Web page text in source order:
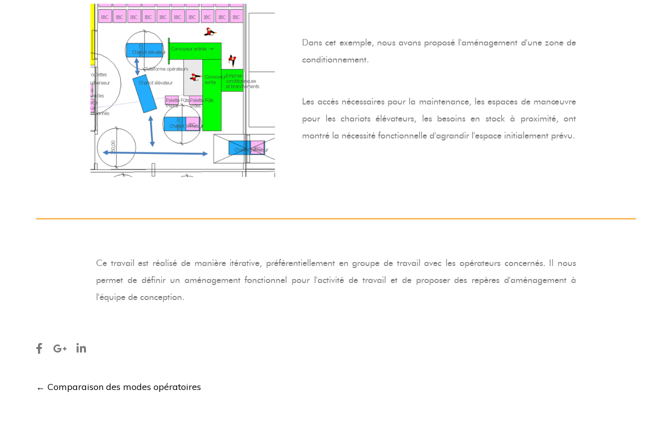
Dans cet exemple, nous avons proposé l'aménagement d'une zone de
conditionnement.
Les accès nécessaires pour la maintenance, les espaces de manœuvre
pour les chariots élévateurs, les besoins en stock à proximité, ont
montré la nécessité fonctionnelle d'agrandir l'espace initialement prévu.
Ce travail est réalisé de manière itérative, préférentiellement en groupe de travail avec les opérateurs concernés. Il nous
permet de définir un aménagement fonctionnel pour l'activité de travail et de proposer des repères d'aménagement à
l'équipe de conception.
Post
← Comparaison des modes opératoires